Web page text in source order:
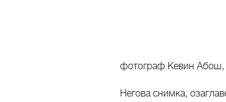
фотограф Кевин Абош,
Негова снимка,